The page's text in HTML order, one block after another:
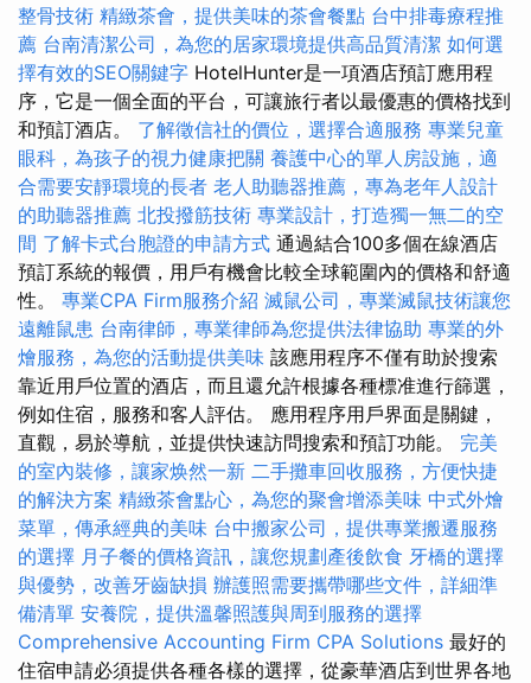
整骨技術 精緻茶會，提供美味的茶會餐點 台中排毒療程推
薦 台南清潔公司，為您的居家環境提供高品質清潔 如何選
擇有效的SEO關鍵字 HotelHunter是一項酒店預訂應用程
序，它是一個全面的平台，可讓旅行者以最優惠的價格找到
和預訂酒店。 了解徵信社的價位，選擇合適服務 專業兒童
眼科，為孩子的視力健康把關 養護中心的單人房設施，適
合需要安靜環境的長者 老人助聽器推薦，專為老年人設計
的助聽器推薦 北投撥筋技術 專業設計，打造獨一無二的空
間 了解卡式台胞證的申請方式 通過結合100多個在線酒店
預訂系統的報價，用戶有機會比較全球範圍內的價格和舒適
性。 專業CPA Firm服務介紹 滅鼠公司，專業滅鼠技術讓您
遠離鼠患 台南律師，專業律師為您提供法律協助 專業的外
燴服務，為您的活動提供美味 該應用程序不僅有助於搜索
靠近用戶位置的酒店，而且還允許根據各種標准進行篩選，
例如住宿，服務和客人評估。 應用程序用戶界面是關鍵，
直觀，易於導航，並提供快速訪問搜索和預訂功能。 完美
的室內裝修，讓家焕然一新 二手攤車回收服務，方便快捷
的解決方案 精緻茶會點心，為您的聚會增添美味 中式外燴
菜單，傳承經典的美味 台中搬家公司，提供專業搬遷服務
的選擇 月子餐的價格資訊，讓您規劃產後飲食 牙橋的選擇
與優勢，改善牙齒缺損 辦護照需要攜帶哪些文件，詳細準
備清單 安養院，提供溫馨照護與周到服務的選擇
Comprehensive Accounting Firm CPA Solutions 最好的
住宿申請必須提供各種各樣的選擇，從豪華酒店到世界各地